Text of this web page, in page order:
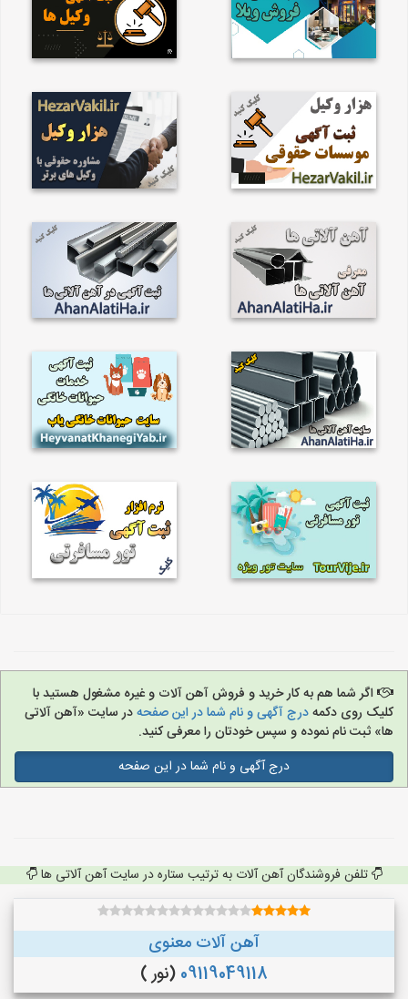
اگر شما هم به کار خرید و فروش آهن آلات و غیره مشغول هستید با
کلیک روی دکمهدرج آگهی و نام شما در این صفحهدر سایت «آهن آلاتی
ها» ثبت نام نموده و سپس خودتان را معرفی کنید.
درج آگهی و نام شما در این صفحه
تلفن فروشندگان آهن آلات به ترتیب ستاره در سایت آهن آلاتی ها
آهن آلات معنوی
09119049118 (نور )